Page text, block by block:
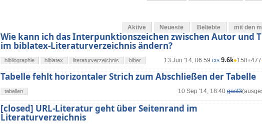
Aktive Neueste Beliebte mit den
Wie kann ich das Interpunktionszeichen zwischen Autor und
im biblatex-Literaturverzeichnis ändern?
13 Jun '14, 06:59 cis 9.6k●158●477
bibliographie biblatex literaturverzeichnis biber
Tabelle fehlt horizontaler Strich zum Abschließen der Tabelle
10 Sep '14, 18:40 gast3
tabellen
[closed] URL-Literatur geht über Seitenrand im
Literaturverzeichnis